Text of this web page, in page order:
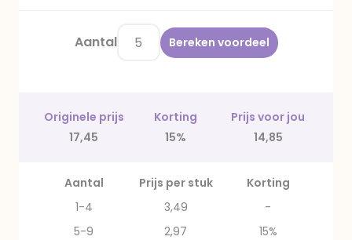
Aantal Bereken voordeel
Originele prijs Korting
Prijs voor jou
17,45
15% 14,85
Aantal Prijs per stuk
Korting
1-4
3,49
-
5-9
2,97
15%